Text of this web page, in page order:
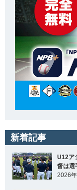
新着記事
U12ア
督は選
2026